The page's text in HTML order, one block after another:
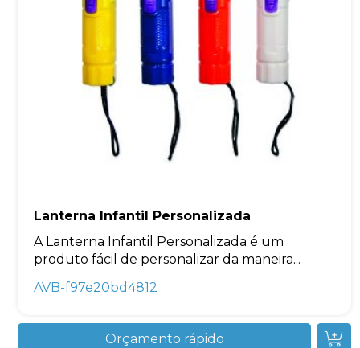
Lanterna Infantil Personalizada
A Lanterna Infantil Personalizada é um
produto fácil de personalizar da maneira...
AVB-f97e20bd4812
Orçamento rápido